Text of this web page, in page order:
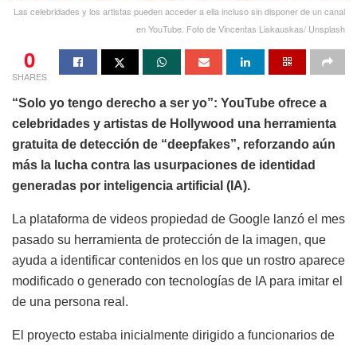
Las celebridades y los artistas pueden acceder a ella incluso sin disponer de un canal
en YouTube. Foto de Vincentas Liskauskas/ Unsplash
0
SHARES
“Solo yo tengo derecho a ser yo”: YouTube ofrece a
celebridades y artistas de Hollywood una herramienta
gratuita de detección de “deepfakes”, reforzando aún
más la lucha contra las usurpaciones de identidad
generadas por inteligencia artificial (IA).
La plataforma de videos propiedad de Google lanzó el mes
pasado su herramienta de protección de la imagen, que
ayuda a identificar contenidos en los que un rostro aparece
modificado o generado con tecnologías de IA para imitar el
de una persona real.
El proyecto estaba inicialmente dirigido a funcionarios de